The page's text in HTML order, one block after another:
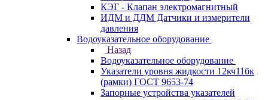
КЭГ - Клапан электромагнитный
ИДМ и ДДМ Датчики и измерители
давления
Водоуказательное оборудование
Назад
Водоуказательное оборудование
Указатели уровня жидкости 12кч11бк
(рамки) ГОСТ 9653-74
Запорные устройства указателей